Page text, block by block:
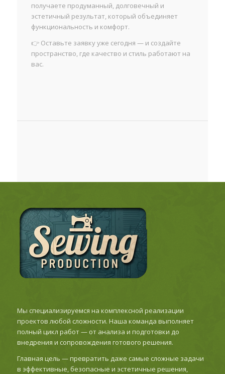
получаете продуманный, долговечный и
эстетичный результат, который объединяет
функциональность и комфорт.
👉 Оставьте заявку уже сегодня — и создайте
пространство, где качество и стиль работают на
вас.
Мы специализируемся на комплексной реализации
проектов любой сложности. Наша команда выполняет
полный цикл работ — от анализа и подготовки до
внедрения и сопровождения готового решения.
Главная цель — превратить даже самые сложные задачи
в эффективные, безопасные и эстетичные решения,